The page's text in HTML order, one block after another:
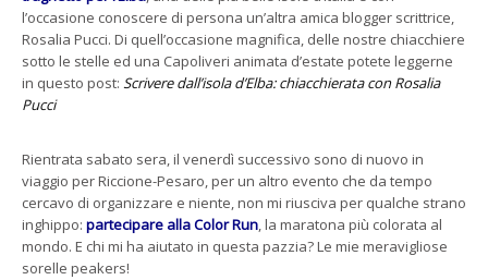
l’occasione conoscere di persona un’altra amica blogger scrittrice,
Rosalia Pucci. Di quell’occasione magnifica, delle nostre chiacchiere
sotto le stelle ed una Capoliveri animata d’estate potete leggerne
in questo post: Scrivere dall’isola d’Elba: chiacchierata con Rosalia
Pucci
Rientrata sabato sera, il venerdì successivo sono di nuovo in
viaggio per Riccione-Pesaro, per un altro evento che da tempo
cercavo di organizzare e niente, non mi riusciva per qualche strano
inghippo: partecipare alla Color Run , la maratona più colorata al
mondo. E chi mi ha aiutato in questa pazzia? Le mie meravigliose
sorelle peakers!